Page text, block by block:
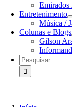
Emirados
Entretenimento
Música /
Colunas e Blogs
Gilson
Buscar
resultados
para: